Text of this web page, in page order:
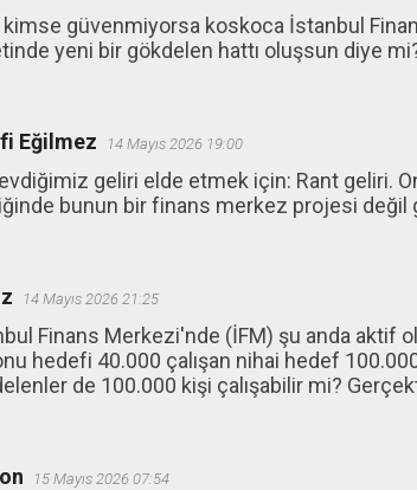
kimse güvenmiyorsa koskoca İstanbul
yeni bir gökdelen hattı oluşsun diye
Eğilmez 14 Mayıs 2026 19:00
geliri elde etmek için: Rant geliri.
bunun bir finans merkez projesi değil
14 Mayıs 2026 21:25
Finans Merkezi'nde (İFM) şu anda aktif
hedefi 40.000 çalışan nihai hedef
de 100.000 kişi çalışabilir mi?
15 Mayıs 2026 07:54